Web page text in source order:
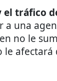
el tráfico
a una
no le
le afectará